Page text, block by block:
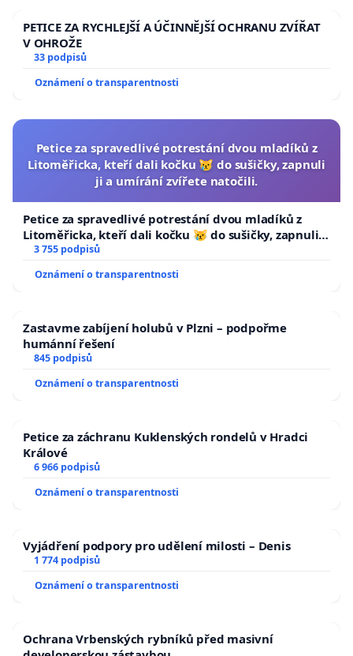
PETICE ZA RYCHLEJŠÍ A ÚČINNĚJŠÍ OCHRANU ZVÍŘAT
V OHROŽE
33 podpisů
Oznámení o transparentnosti
Petice za spravedlivé potrestání dvou mladíků z
Litoměřicka, kteří dali kočku 😿 do sušičky, zapnuli
ji a umírání zvířete natočili.
Petice za spravedlivé potrestání dvou mladíků z
Litoměřicka, kteří dali kočku 😿 do sušičky, zapnuli ji
a umírání zvířete natočili.
3 755 podpisů
Oznámení o transparentnosti
Zastavme zabíjení holubů v Plzni – podpořme
humánní řešení
845 podpisů
Oznámení o transparentnosti
Petice za záchranu Kuklenských rondelů v Hradci
Králové
6 966 podpisů
Oznámení o transparentnosti
Vyjádření podpory pro udělení milosti – Denis
1 774 podpisů
Oznámení o transparentnosti
Ochrana Vrbenských rybníků před masivní